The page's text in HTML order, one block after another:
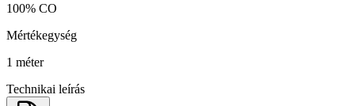
100% CO
Mértékegység
1 méter
Technikai leírás